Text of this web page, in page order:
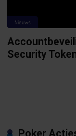
Nieuws
Security
Poker